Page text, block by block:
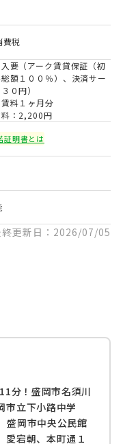
税
要（アーク賃貸保証（初
額１００％）、決済サー
０円）
料１ヶ月分
料：2,200円
証明書とは
終更新日：2026/07/05
分！盛岡市名須川
市立下小路中学
盛岡市中央公民館
愛宕朝、本町通１